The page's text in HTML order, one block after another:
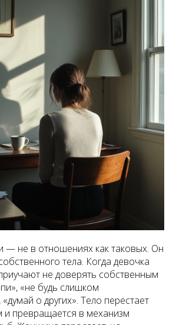
— не в отношениях как таковых. Он
тела. Когда девочка
не доверять собственным
«не будь слишком
о других». Тело перестает
и превращается в механизм